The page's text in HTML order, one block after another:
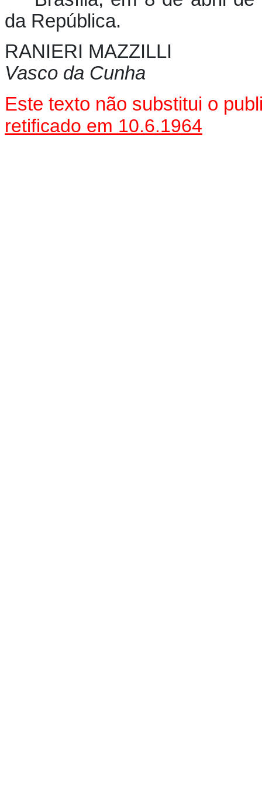
da República.
RANIERI MAZZILLI
Vasco da Cunha
Este texto não substitui o
retificado em 10.6.1964